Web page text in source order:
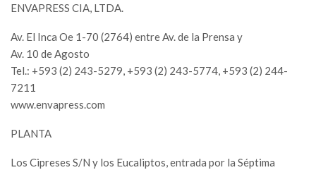
ENVAPRESS CIA, LTDA.
Av. El Inca Oe 1-70 (2764) entre Av. de la Prensa y
Av. 10 de Agosto
Tel.: +593 (2) 243-5279, +593 (2) 243-5774, +593 (2) 244-
7211
www.envapress.com
PLANTA
Los Cipreses S/N y los Eucaliptos, entrada por la Séptima